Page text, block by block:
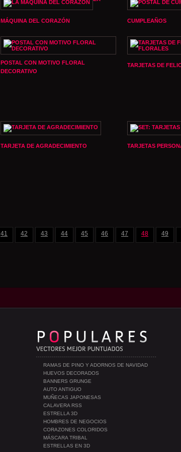
MÁQUINA DEL CORAZÓN CUMPLEAÑOS
POSTAL CON MOTIVO FLORAL
DECORATIVO
TARJETAS DE
TARJETA DE AGRADECIMIENTO TARJETAS
41 42 43 44 45 46 47 48 49
RAMAS DE PINO Y ADORNOS DE NAVIDAD
HUEVOS DECORADOS
BANNERS GRUNGE
AUTO ANTIGUO
MUÑECAS JAPONESAS
CALAVERA RSS
ESTRELLA 3D
HOMBRES DE NEGOCIOS
CORAZONES COLORIDOS
MÁSCARA TRIBAL
ESTRELLAS EN 3D